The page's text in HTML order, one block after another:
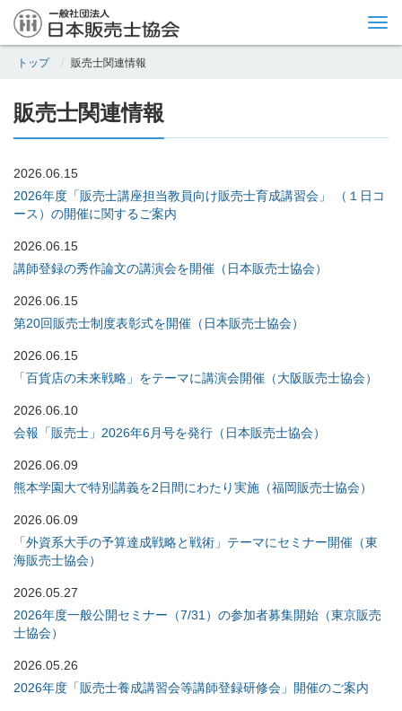
トップ 販売士関連情報
販売士関連情報
2026.06.15
2026年度「販売士講座担当教員向け販売士育成講習会」 （１日コ
ース）の開催に関するご案内
2026.06.15
講師登録の秀作論文の講演会を開催（日本販売士協会）
2026.06.15
第20回販売士制度表彰式を開催（日本販売士協会）
2026.06.15
「百貨店の未来戦略」をテーマに講演会開催（大阪販売士協会）
2026.06.10
会報「販売士」2026年6月号を発行（日本販売士協会）
2026.06.09
熊本学園大で特別講義を2日間にわたり実施（福岡販売士協会）
2026.06.09
「外資系大手の予算達成戦略と戦術」テーマにセミナー開催（東
海販売士協会）
2026.05.27
2026年度一般公開セミナー（7/31）の参加者募集開始（東京販売
士協会）
2026.05.26
2026年度「販売士養成講習会等講師登録研修会」開催のご案内